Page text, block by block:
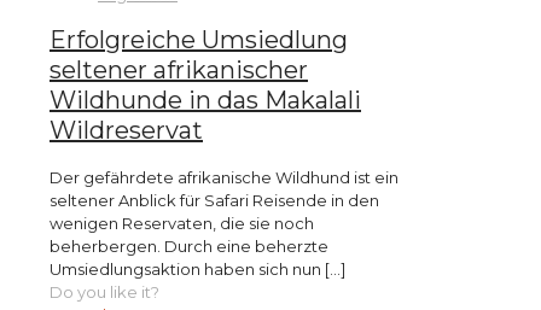
Erfolgreiche Umsiedlung
seltener afrikanischer
Wildhunde in das Makalali
Wildreservat
Der gefährdete afrikanische Wildhund ist ein
seltener Anblick für Safari Reisende in den
wenigen Reservaten, die sie noch
beherbergen. Durch eine beherzte
Umsiedlungsaktion haben sich nun […]
Do you like it?